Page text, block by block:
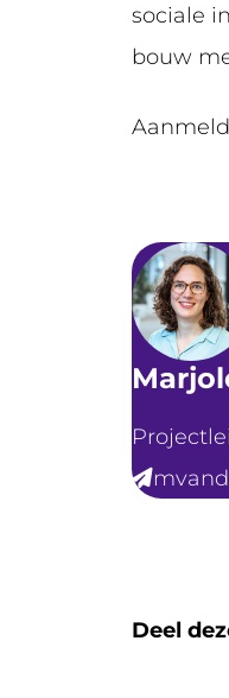
sociale
bouw
Functie
E-
Deel